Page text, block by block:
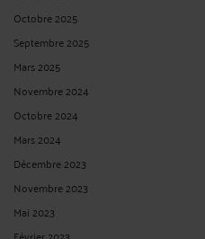
ZONES SÉCURISÉES
ParMurielle-Isabelle CAHEN
Les Jeux olympiques de 2024, prévus
de Paris, suscitent déjà un grand
rassembler des athlètes, des spectateurs